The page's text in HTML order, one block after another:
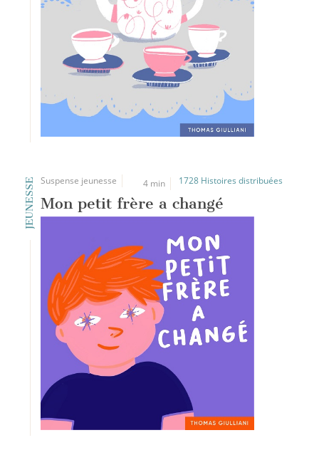
JEUNESSE Suspense jeunesse 4 min 1728 Histoires distribuées
Mon petit frère a changé